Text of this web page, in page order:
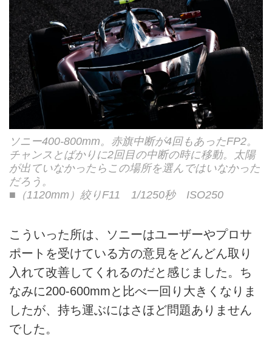
ソニー400-800mm。赤旗中断が4回もあったFP2。
チャンスとばかりに2回目の中断の時に移動。太陽
が出ていなかったらこの場所を選んではいなかった
だろう。
■（1120mm）絞りF11 1/1250秒 ISO250
こういった所は、ソニーはユーザーやプロサ
ポートを受けている方の意見をどんどん取り
入れて改善してくれるのだと感じました。ち
なみに200-600mmと比べ一回り大きくなりま
したが、持ち運ぶにはさほど問題ありません
でした。